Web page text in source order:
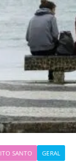
SANTO GERAL